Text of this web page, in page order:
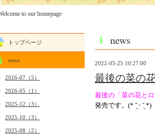
to our homepage
news
2022-05-25 10:27:00
最後の菜の
最後の「菜の花と
発売です。(* ˘͈ ᵕ ˘͈ *)
トップページ
news
2026-07（5）
2026-05（1）
2025-12（3）
2025-10（3）
2025-08（2）